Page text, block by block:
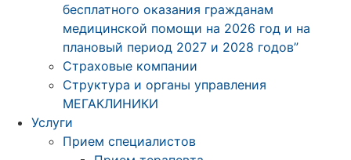
бесплатного оказания гражданам
медицинской помощи на 2026 год и на
плановый период 2027 и 2028 годов”
Страховые компании
Структура и органы управления
МЕГАКЛИНИКИ
Услуги
Прием специалистов